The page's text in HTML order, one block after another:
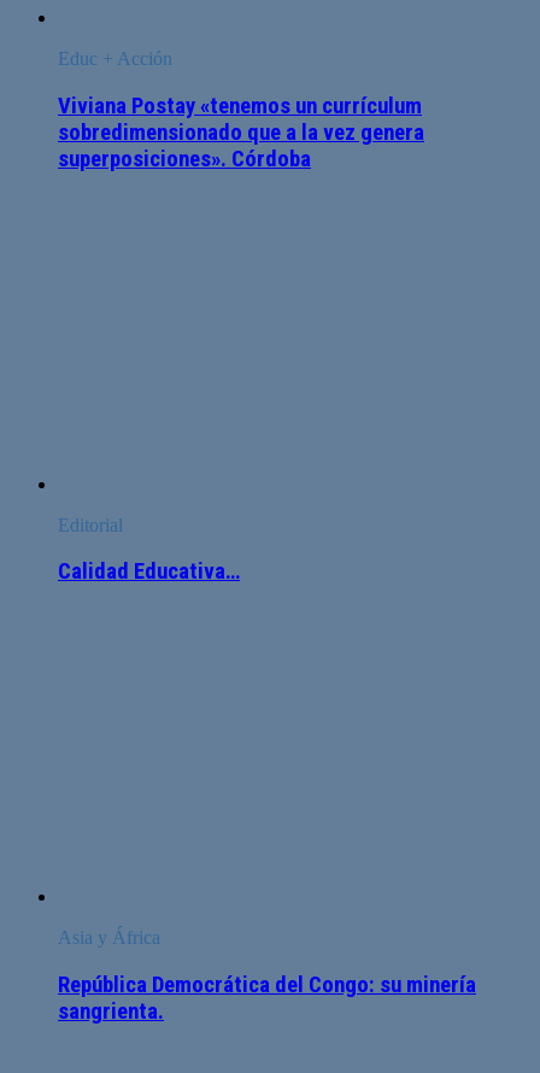
Educ + Acción
Viviana Postay «tenemos un currículum
sobredimensionado que a la vez genera
superposiciones». Córdoba
Editorial
Calidad Educativa…
Asia y África
República Democrática del Congo: su minería
sangrienta.